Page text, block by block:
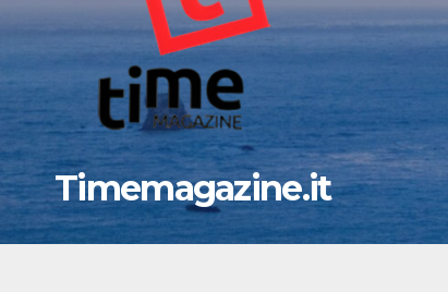
Timemagazine.it